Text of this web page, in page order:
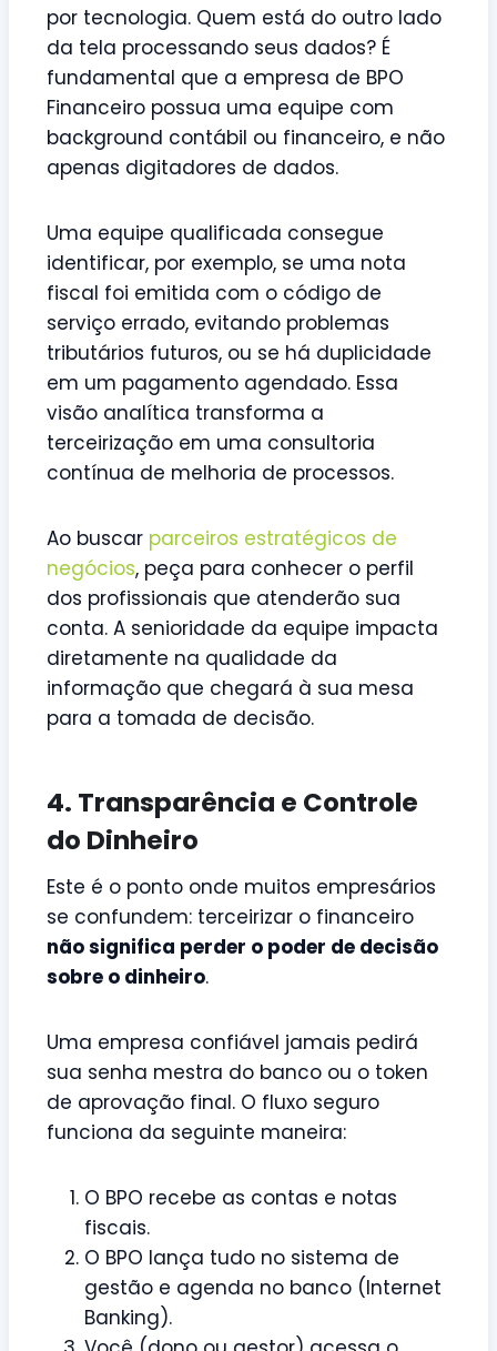
por tecnologia. Quem está do outro lado
da tela processando seus dados? É
fundamental que a empresa de BPO
Financeiro possua uma equipe com
background contábil ou financeiro, e não
apenas digitadores de dados.
Uma equipe qualificada consegue
identificar, por exemplo, se uma nota
fiscal foi emitida com o código de
serviço errado, evitando problemas
tributários futuros, ou se há duplicidade
em um pagamento agendado. Essa
visão analítica transforma a
terceirização em uma consultoria
contínua de melhoria de processos.
Ao buscar parceiros estratégicos de
negócios, peça para conhecer o perfil
dos profissionais que atenderão sua
conta. A senioridade da equipe impacta
diretamente na qualidade da
informação que chegará à sua mesa
para a tomada de decisão.
4. Transparência e Controle
do Dinheiro
Este é o ponto onde muitos empresários
se confundem: terceirizar o financeiro
não significa perder o poder de decisão
sobre o dinheiro.
Uma empresa confiável jamais pedirá
sua senha mestra do banco ou o token
de aprovação final. O fluxo seguro
funciona da seguinte maneira:
O BPO recebe as contas e notas
fiscais.
O BPO lança tudo no sistema de
gestão e agenda no banco (Internet
Banking).